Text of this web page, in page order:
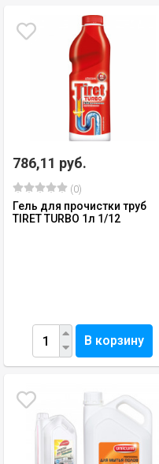
786,11 руб.
(0)
Гель для прочистки труб
TIRET TURBO 1л 1/12
В корзину